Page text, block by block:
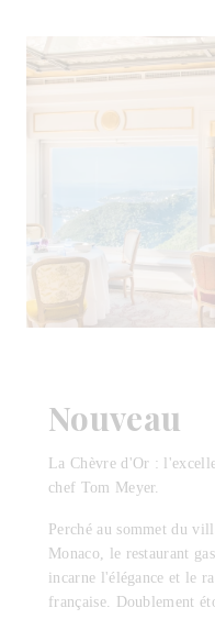
Nouveau
La Chèvre d'Or :
chef Tom Meyer.
Perché au sommet du
Monaco, le restaurant
incarne l'élégance et le
française. Doublement